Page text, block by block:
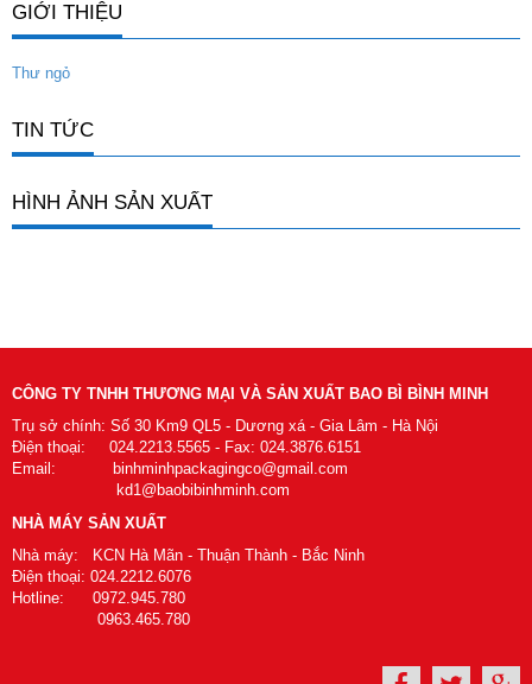
GIỚI THIỆU
Thư ngỏ
TIN TỨC
HÌNH ẢNH SẢN XUẤT
CÔNG TY TNHH THƯƠNG MẠI VÀ SẢN XUẤT BAO BÌ BÌNH MINH
Trụ sở chính: Số 30 Km9 QL5 - Dương xá - Gia Lâm - Hà Nội
Điện thoại: 024.2213.5565 - Fax: 024.3876.6151
Email: binhminhpackagingco@gmail.com
kd1@baobibinhminh.com
NHÀ MÁY SẢN XUẤT
Nhà máy: KCN Hà Mãn - Thuận Thành - Bắc Ninh
Điện thoại: 024.2212.6076
Hotline: 0972.945.780
0963.465.780